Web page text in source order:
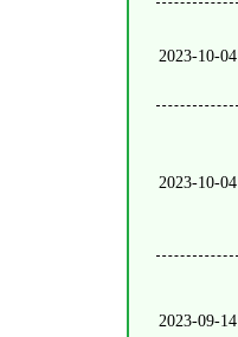
2023-10-04
2023-10-04
2023-09-14